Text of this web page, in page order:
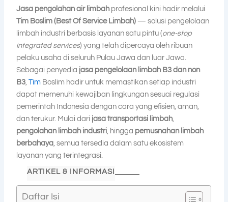
Jasa pengolahan air limbahprofesional kini hadir melalui
Tim Boslim (Best Of Service Limbah) — solusi pengelolaan
limbah industri berbasis layanan satu pintu (one-stop
integrated services) yang telah dipercaya oleh ribuan
pelaku usaha di seluruh Pulau Jawa dan luar Jawa.
Sebagai penyedia jasa pengelolaan limbah B3 dan non
B3,Tim Boslim hadir untuk memastikan setiap industri
dapat memenuhi kewajiban lingkungan sesuai regulasi
pemerintah Indonesia dengan cara yang efisien, aman,
dan terukur. Mulai dari jasa transportasi limbah,
pengolahan limbah industri, hingga pemusnahan limbah
berbahaya, semua tersedia dalam satu ekosistem
layanan yang terintegrasi.
ARTIKEL & INFORMASI
Daftar Isi